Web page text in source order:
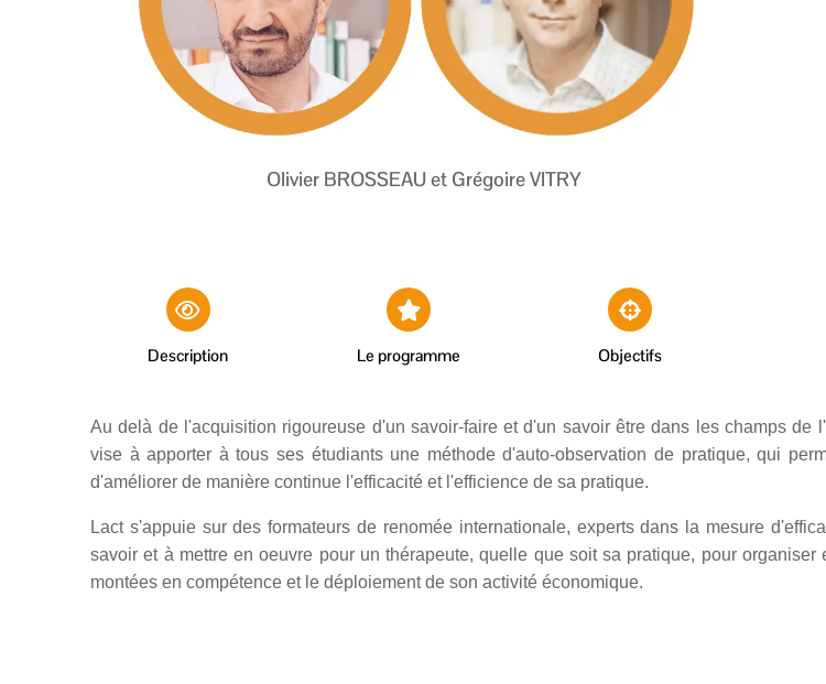
Olivier BROSSEAU et Grégoire VITRY
Description Le programme Objectifs
Au delà de l'acquisition rigoureuse d'un savoir-faire et d'un savoir être dans les champs
vise à apporter à tous ses étudiants une méthode d'auto-observation de pratique, qui
d'améliorer de manière continue l'efficacité et l'efficience de sa pratique.
Lact s'appuie sur des formateurs de renomée internationale, experts dans la mesure
savoir et à mettre en oeuvre pour un thérapeute, quelle que soit sa pratique, pour
montées en compétence et le déploiement de son activité économique.